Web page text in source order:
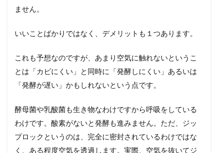
ません。
いいことばかりではなく、デメリットも１つあります。
これも予想なのですが、あまり空気に触れないというこ
とは「カビにくい」と同時に「発酵しにくい」あるいは
「発酵が遅い」かもしれないという点です。
酵母菌や乳酸菌も生き物なわけですから呼吸をしている
わけです。酸素がないと発酵も進みません。ただ、ジッ
プロックというのは、完全に密封されているわけではな
く、ある程度空気を透過します。実際、空気を抜いてジ